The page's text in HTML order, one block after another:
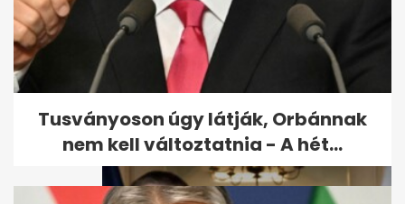
2,8-as földrengést mértek
Romániában, Gătaia
közelében
Tusványoson úgy látják, Orbánnak
nem kell változtatnia - A hét...